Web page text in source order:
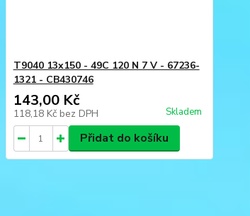
T9040 13x150 - 49C 120 N 7 V - 67236-
1321 - CB430746
143,00 Kč
118,18 Kč bez DPH Skladem
Přidat do košíku